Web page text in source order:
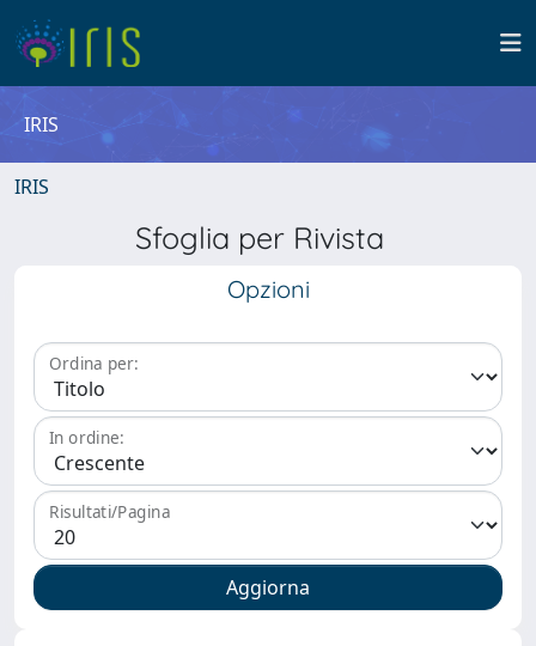
IRIS
IRIS
Sfoglia per Rivista
Opzioni
Ordina per:
In ordine:
Risultati/Pagina